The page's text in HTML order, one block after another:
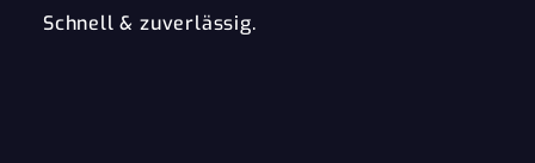
Schnell & zuverlässig.